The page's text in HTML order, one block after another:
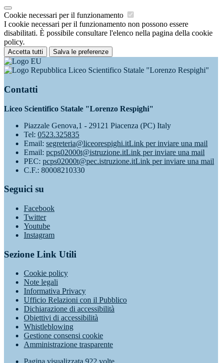
Cookie necessari per il funzionamento
I cookie necessari per il funzionamento non possono essere
disabilitati. È possibile consultare l'elenco nella pagina della cookie
policy.
Accetta tutti Salva le preferenze
Liceo Scientifico Statale "Lorenzo Respighi"
Contatti
Liceo Scientifico Statale "Lorenzo Respighi"
Piazzale Genova,1 - 29121 Piacenza (PC) Italy
Tel: 0523.325835
Email: segreteria@liceorespighi.itLink per inviare una mail
Email: pcps02000t@istruzione.itLink per inviare una mail
PEC: pcps02000t@pec.istruzione.itLink per inviare una mail
C.F.: 80008210330
Seguici su
Facebook
Twitter
Youtube
Instagram
Sezione Link Utili
Cookie policy
Note legali
Informativa Privacy
Ufficio Relazioni con il Pubblico
Dichiarazione di accessibilità
Obiettivi di accessibilità
Whistleblowing
Gestione consensi cookie
Amministrazione trasparente